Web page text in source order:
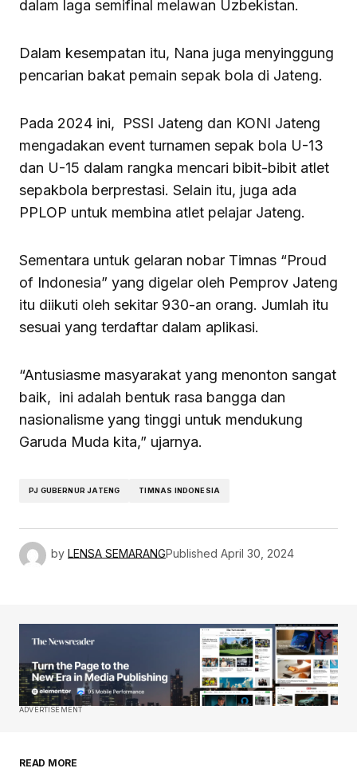
dalam laga semifinal melawan Uzbekistan.
Dalam kesempatan itu, Nana juga menyinggung
pencarian bakat pemain sepak bola di Jateng.
Pada 2024 ini, PSSI Jateng dan KONI Jateng
mengadakan event turnamen sepak bola U-13
dan U-15 dalam rangka mencari bibit-bibit atlet
sepakbola berprestasi. Selain itu, juga ada
PPLOP untuk membina atlet pelajar Jateng.
Sementara untuk gelaran nobar Timnas “Proud
of Indonesia” yang digelar oleh Pemprov Jateng
itu diikuti oleh sekitar 930-an orang. Jumlah itu
sesuai yang terdaftar dalam aplikasi.
“Antusiasme masyarakat yang menonton sangat
baik, ini adalah bentuk rasa bangga dan
nasionalisme yang tinggi untuk mendukung
Garuda Muda kita,” ujarnya.
PJ GUBERNUR JATENG TIMNAS INDONESIA
by LENSA SEMARANGPublished April 30, 2024
ADVERTISEMENT
READ MORE